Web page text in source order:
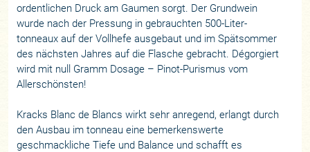
ordentlichen Druck am Gaumen sorgt. Der Grundwein
wurde nach der Pressung in gebrauchten 500-Liter-
tonneaux auf der Vollhefe ausgebaut und im Spätsommer
des nächsten Jahres auf die Flasche gebracht. Dégorgiert
wird mit null Gramm Dosage – Pinot-Purismus vom
Allerschönsten!
Kracks Blanc de Blancs wirkt sehr anregend, erlangt durch
den Ausbau im tonneau eine bemerkenswerte
geschmackliche Tiefe und Balance und schafft es